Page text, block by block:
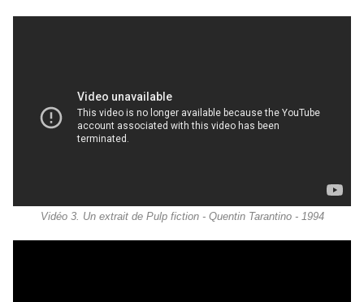
Vidéo 3. Un extrait de Pulp fiction - Quentin Tarantino - 1994